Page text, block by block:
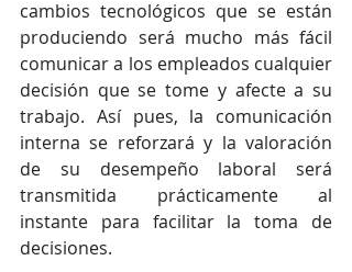
cambios tecnológicos que se están
produciendo será mucho más fácil
comunicar a los empleados cualquier
decisión que se tome y afecte a su
trabajo. Así pues, la comunicación
interna se reforzará y la valoración
de su desempeño laboral será
transmitida prácticamente al
instante para facilitar la toma de
decisiones.